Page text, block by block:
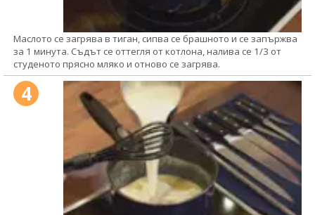
Маслото се загрява в тиган, сипва се брашното и се запържва
за 1 минута. Съдът се оттегля от котлона, налива се 1/3 от
студеното прясно мляко и отново се загрява.
4